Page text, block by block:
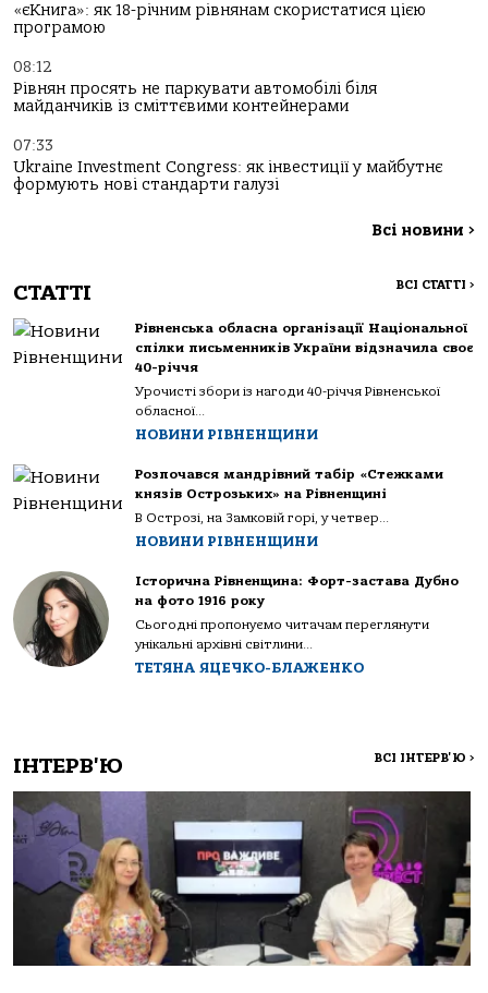
«єКнига»: як 18-річним рівнянам скористатися цією
програмою
08:12
Рівнян просять не паркувати автомобілі біля
майданчиків із сміттєвими контейнерами
07:33
Ukraine Investment Congress: як інвестиції у майбутнє
формують нові стандарти галузі
Всі новини >
СТАТТІ ВСІ СТАТТІ >
Рівненська обласна організації Національної
спілки письменників України відзначила своє
40-річчя
Урочисті збори із нагоди 40-річчя Рівненської
обласної...
НОВИНИ РІВНЕНЩИНИ
Розпочався мандрівний табір «Стежками
князів Острозьких» на Рівненщині
В Острозі, на Замковій горі, у четвер...
НОВИНИ РІВНЕНЩИНИ
Історична Рівненщина: Форт-застава Дубно
на фото 1916 року
Сьогодні пропонуємо читачам переглянути
унікальні архівні світлини...
ТЕТЯНА ЯЦЕЧКО-БЛАЖЕНКО
ІНТЕРВ'Ю ВСІ ІНТЕРВ'Ю >